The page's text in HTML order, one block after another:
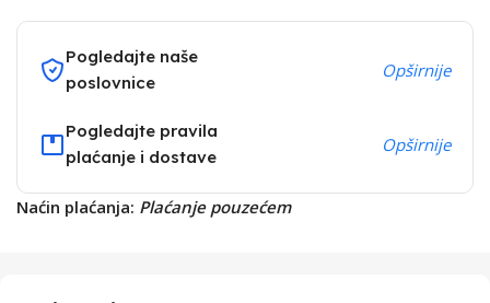
Pogledajte naše
poslovnice
Opširnije
Pogledajte pravila
plaćanje i dostave
Opširnije
Naćin plaćanja: Plaćanje pouzećem